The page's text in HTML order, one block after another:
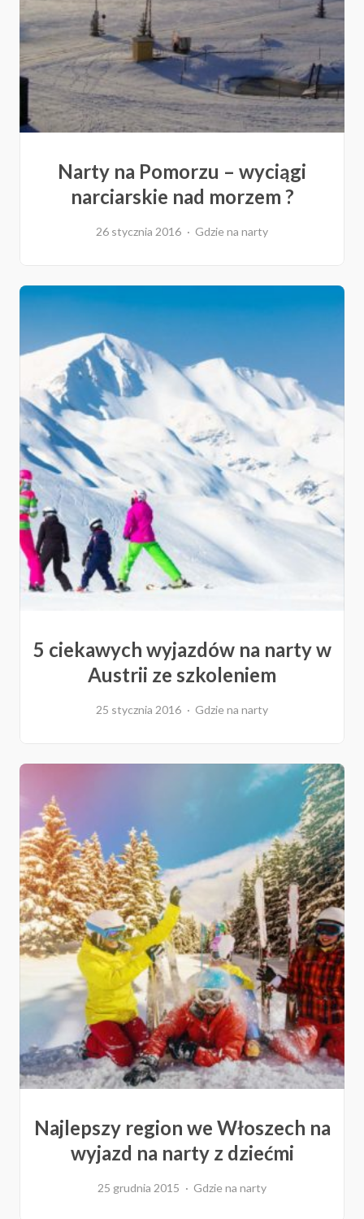
Narty na Pomorzu – wyciągi
narciarskie nad morzem ?
26 stycznia 2016 Gdzie na narty
5 ciekawych wyjazdów na narty w
Austrii ze szkoleniem
25 stycznia 2016 Gdzie na narty
Najlepszy region we Włoszech na
wyjazd na narty z dziećmi
25 grudnia 2015 Gdzie na narty